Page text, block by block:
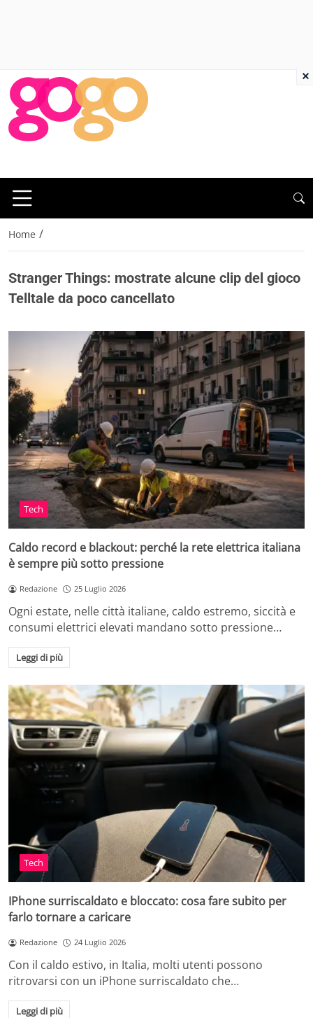
Home /
Stranger Things: mostrate alcune clip del gioco
Telltale da poco cancellato
Tech
Caldo record e blackout: perché la rete elettrica italiana
è sempre più sotto pressione
Redazione 25 Luglio 2026
Ogni estate, nelle città italiane, caldo estremo, siccità e
consumi elettrici elevati mandano sotto pressione…
Leggi di più
Tech
IPhone surriscaldato e bloccato: cosa fare subito per
farlo tornare a caricare
Redazione 24 Luglio 2026
Con il caldo estivo, in Italia, molti utenti possono
ritrovarsi con un iPhone surriscaldato che…
Leggi di più
×